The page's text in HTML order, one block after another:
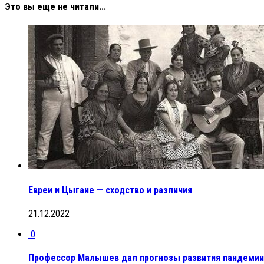
Это вы еще не читали...
Евреи и Цыгане — сходство и различия
21.12.2022
0
Профессор Малышев дал прогнозы развития пандемии